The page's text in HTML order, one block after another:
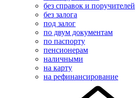
без справок и поручителей
без залога
под залог
по двум документам
по паспорту
пенсионерам
наличными
на карту
на рефинансирование